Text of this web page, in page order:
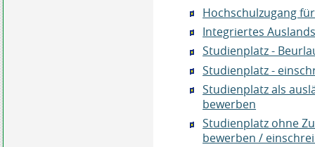
Hochschulzugang
Integriertes
Studienplatz -
Studienplatz -
Studienplatz als
bewerben
Studienplatz ohne
bewerben /